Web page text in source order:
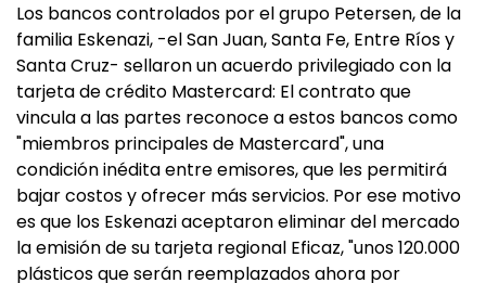
Los bancos controlados por el grupo Petersen, de la
familia Eskenazi, -el San Juan, Santa Fe, Entre Ríos y
Santa Cruz- sellaron un acuerdo privilegiado con la
tarjeta de crédito Mastercard: El contrato que
vincula a las partes reconoce a estos bancos como
"miembros principales de Mastercard", una
condición inédita entre emisores, que les permitirá
bajar costos y ofrecer más servicios. Por ese motivo
es que los Eskenazi aceptaron eliminar del mercado
la emisión de su tarjeta regional Eficaz, "unos 120.000
plásticos que serán reemplazados ahora por